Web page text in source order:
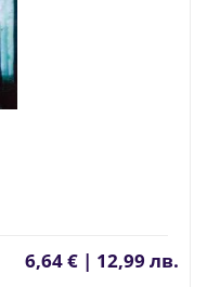
6,64 € | 12,99 лв.